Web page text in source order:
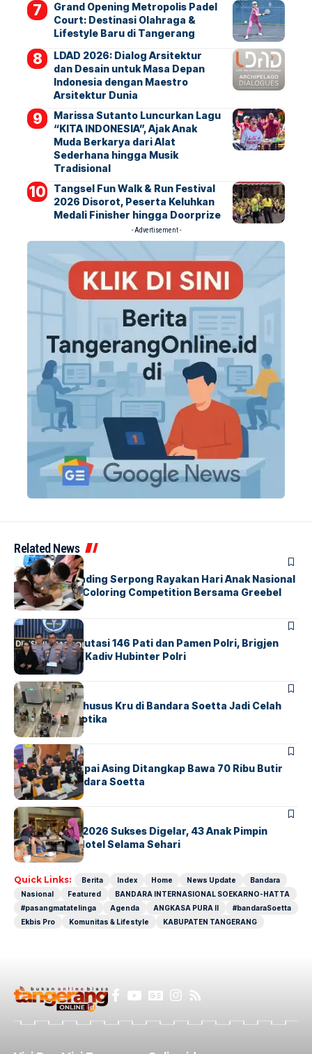
Grand Opening Metropolis Padel
Court: Destinasi Olahraga &
Lifestyle Baru di Tangerang
LDAD 2026: Dialog Arsitektur
dan Desain untuk Masa Depan
Indonesia dengan Maestro
Arsitektur Dunia
Marissa Sutanto Luncurkan Lagu
“KITA INDONESIA”, Ajak Anak
Muda Berkarya dari Alat
Sederhana hingga Musik
Tradisional
Tangsel Fun Walk & Run Festival
2026 Disorot, Peserta Keluhkan
Medali Finisher hingga Doorprize
- Advertisement -
Related News
BERITAINDEX
Atria Hotel Gading Serpong Rayakan Hari Anak Nasional
Lewat Family Coloring Competition Bersama Greebel
Indonesia
BERITA
Mabes Polri Mutasi 146 Pati dan Pamen Polri, Brigjen
Untung Jabat Kadiv Hubinter Polri
BANDARABERITA
Ketika Jalur Khusus Kru di Bandara Soetta Jadi Celah
Sindikat Narkotika
BANDARA BERITA
Kopilot Maskapai Asing Ditangkap Bawa 70 Ribu Butir
Ekstasi di Bandara Soetta
BERITAINDEX
GM For A Day 2026 Sukses Digelar, 43 Anak Pimpin
Operasional Hotel Selama Sehari
Quick Links: Berita Index Home News Update
Bandara
Nasional
Featured
BANDARA INTERNASIONAL SOEKARNO-HATTA
#pasangmatatelinga
Agenda ANGKASA PURA II
#bandaraSoetta
Ekbis Pro
Komunitas & Lifestyle KABUPATEN TANGERANG